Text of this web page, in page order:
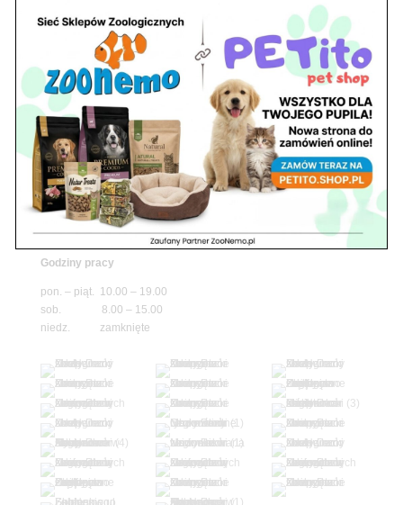
pawilon 134
tel./fax. 22 784 71 96
Godziny pracy
pon. – piąt. 10.00 – 19.00
sob. 10.00 – 15.00
niedz. zamknięte
Adres
05-100 Nowy Dwór Mazowiecki
ul. Leśna 2
tel. 503 900 215
Godziny pracy
pon. – piąt. 10.00 – 19.00
sob. 8.00 – 15.00
niedz. zamknięte